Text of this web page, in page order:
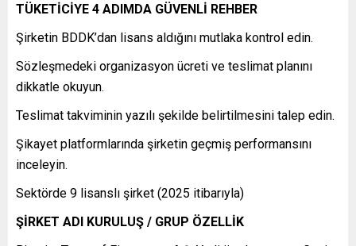
TÜKETİCİYE 4 ADIMDA GÜVENLİ REHBER
Şirketin BDDK’dan lisans aldığını mutlaka kontrol edin.
Sözleşmedeki organizasyon ücreti ve teslimat planını
dikkatle okuyun.
Teslimat takviminin yazılı şekilde belirtilmesini talep edin.
Şikayet platformlarında şirketin geçmiş performansını
inceleyin.
Sektörde 9 lisanslı şirket (2025 itibarıyla)
ŞİRKET ADI KURULUŞ / GRUP ÖZELLİK